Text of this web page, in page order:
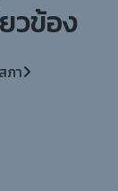
วข้อง
ภา